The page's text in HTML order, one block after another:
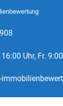
Uhr, Fr.